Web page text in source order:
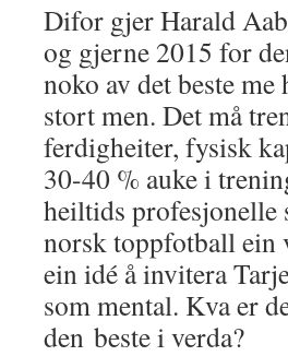
Difor gjer Harald
og gjerne 2015 for
noko av det beste
stort men. Det må
ferdigheiter, fysisk
30-40 % auke i
heiltids profesjonelle
norsk toppfotball ein
ein idé å invitera
som mental. Kva er
den beste i verda?